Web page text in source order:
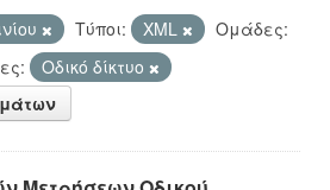
Τύποι: XML
Ομάδες:
Οδικό δίκτυο